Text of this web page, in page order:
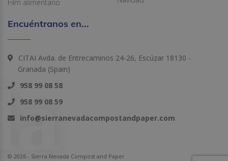
Film alimentario
Encuéntranos en...
CITAI Avda. de Entrecaminos 24-26, Escúzar 18130 -
Granada (Spain)
958 99 08 58
958 99 08 59
info@sierranevadacompostandpaper.com
© 2026 - Sierra Nevada Compost and Paper